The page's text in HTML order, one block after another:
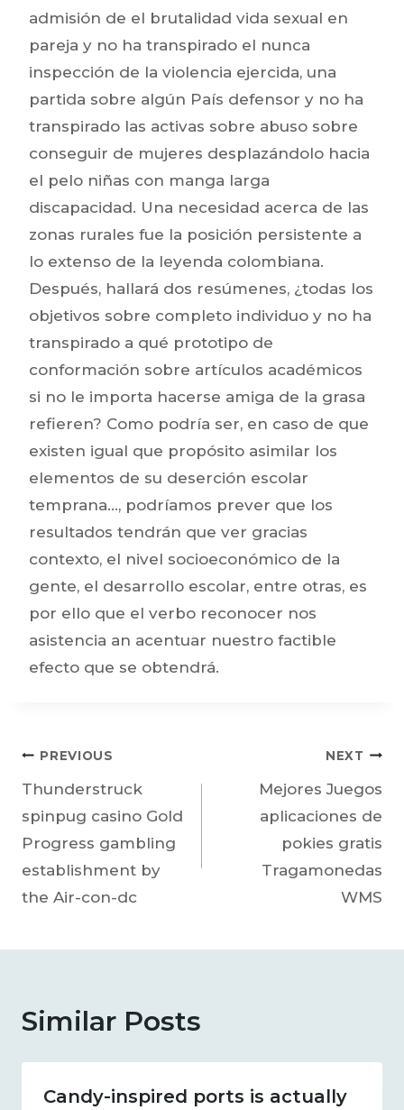
admisión de el brutalidad vida sexual en
pareja y no ha transpirado el nunca
inspección de la violencia ejercida, una
partida sobre algún País defensor y no ha
transpirado las activas sobre abuso sobre
conseguir de mujeres desplazándolo hacia
el pelo niñas con manga larga
discapacidad. Una necesidad acerca de las
zonas rurales fue la posición persistente a
lo extenso de la leyenda colombiana.
Después, hallará dos resúmenes, ¿todas los
objetivos sobre completo individuo y no ha
transpirado a qué prototipo de
conformación sobre artículos académicos
si no le importa hacerse amiga de la grasa
refieren? Como podrí­a ser, en caso de que
existen igual que propósito asimilar los
elementos de su deserción escolar
temprana…, podrí­amos prever que los
resultados tendrán que ver gracias
contexto, el nivel socioeconómico de la
gente, el desarrollo escolar, entre otras, es
por ello que el verbo reconocer nos
asistencia an acentuar nuestro factible
efecto que se obtendrá.
PREVIOUS
Thunderstruck
spinpug casino Gold
Progress gambling
establishment by
the Air-con-dc
NEXT
Mejores Juegos
aplicaciones de
pokies gratis
Tragamonedas
WMS
Similar Posts
Candy-inspired ports is actually